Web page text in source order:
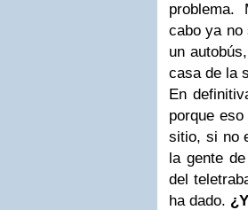
problema.
cabo ya no
un
casa de la
En
porque
sitio, si no
la gente
del
ha dado.